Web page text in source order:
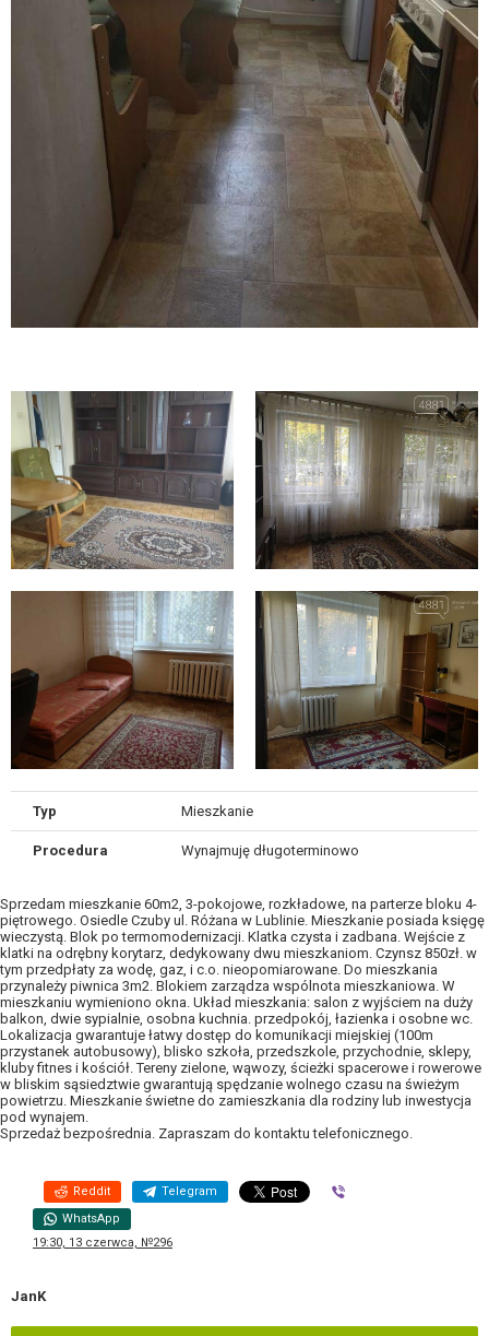
Typ Mieszkanie
Procedura Wynajmuję długoterminowo
Sprzedam mieszkanie 60m2, 3-pokojowe, rozkładowe, na parterze bloku 4-
piętrowego. Osiedle Czuby ul. Różana w Lublinie. Mieszkanie posiada księgę
wieczystą. Blok po termomodernizacji. Klatka czysta i zadbana. Wejście z
klatki na odrębny korytarz, dedykowany dwu mieszkaniom. Czynsz 850zł. w
tym przedpłaty za wodę, gaz, i c.o. nieopomiarowane. Do mieszkania
przynależy piwnica 3m2. Blokiem zarządza wspólnota mieszkaniowa. W
mieszkaniu wymieniono okna. Układ mieszkania: salon z wyjściem na duży
balkon, dwie sypialnie, osobna kuchnia. przedpokój, łazienka i osobne wc.
Lokalizacja gwarantuje łatwy dostęp do komunikacji miejskiej (100m
przystanek autobusowy), blisko szkoła, przedszkole, przychodnie, sklepy,
kluby fitnes i kościół. Tereny zielone, wąwozy, ścieżki spacerowe i rowerowe
w bliskim sąsiedztwie gwarantują spędzanie wolnego czasu na świeżym
powietrzu. Mieszkanie świetne do zamieszkania dla rodziny lub inwestycja
pod wynajem.
Sprzedaż bezpośrednia. Zapraszam do kontaktu telefonicznego.
Reddit Telegram
WhatsApp
19:30, 13 czerwca, №296
JanK